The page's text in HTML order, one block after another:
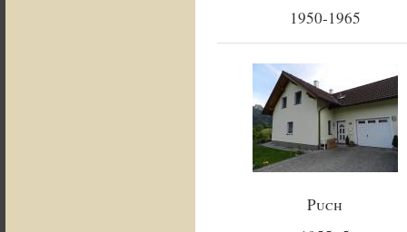
1950-1965
Puch